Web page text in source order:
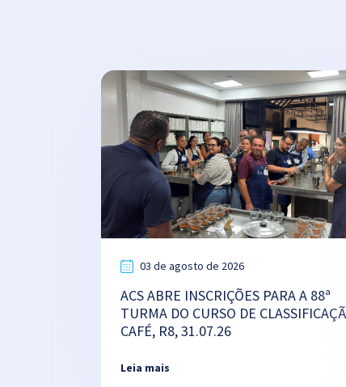
03 de agosto de 2026
ACS ABRE INSCRIÇÕES PARA A 88ª
TURMA DO CURSO DE
CAFÉ, R8, 31.07.26
Leia mais